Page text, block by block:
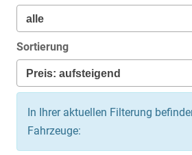
Sortierung
In Ihrer aktuellen Filterung
Fahrzeuge: